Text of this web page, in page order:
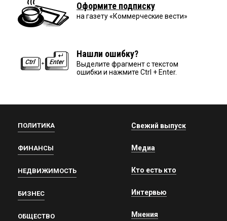
Оформите подписку
на газету «Коммерческие вести»
Нашли ошибку?
Выделите фрагмент с текстом
ошибки и нажмите Ctrl + Enter.
ПОЛИТИКА
ФИНАНСЫ
НЕДВИЖИМОСТЬ
БИЗНЕС
ОБЩЕСТВО
Свежий выпуск
Медиа
Кто есть кто
Интервью
Мнения